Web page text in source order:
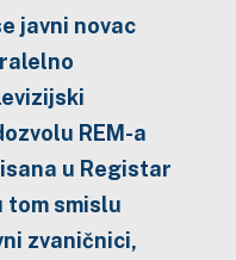
javni novac
REM-a
u Registar
tom smislu
zvaničnici,